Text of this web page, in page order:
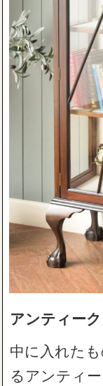
アンティー
中に入れた
るアンティ